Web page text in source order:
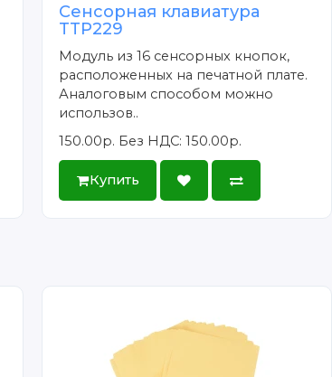
Сенсорная клавиатура
TTP229
Модуль из 16 сенсорных кнопок,
расположенных на печатной плате.
Аналоговым способом можно
использов..
150.00р. Без НДС: 150.00р.
Купить